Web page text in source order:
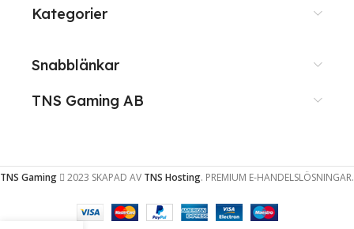
Kategorier
Snabblänkar
TNS Gaming AB
TNS Gaming 2023 SKAPAD AV TNS Hosting. PREMIUM E-HANDELSLÖSNINGAR.